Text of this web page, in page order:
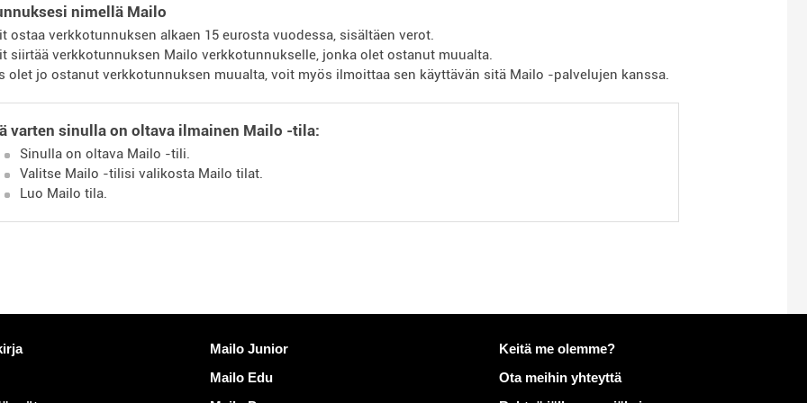
nimellä Mailo
ostaa verkkotunnuksen alkaen 15 eurosta vuodessa, sisältäen verot.
siirtää verkkotunnuksen Mailo verkkotunnukselle, jonka olet ostanut muualta.
olet jo ostanut verkkotunnuksen muualta, voit myös ilmoittaa sen käyttävän sitä Mailo -palvelujen kanssa.
varten sinulla on oltava ilmainen Mailo -tila:
Sinulla on oltava Mailo -tili.
Valitse Mailo -tilisi valikosta Mailo tilat.
Luo Mailo tila.
Löydä Mailo
Mailo Junior
Mailo Edu
Lisätietoja aiheesta Mailo
Keitä me olemme?
Ota meihin yhteyttä